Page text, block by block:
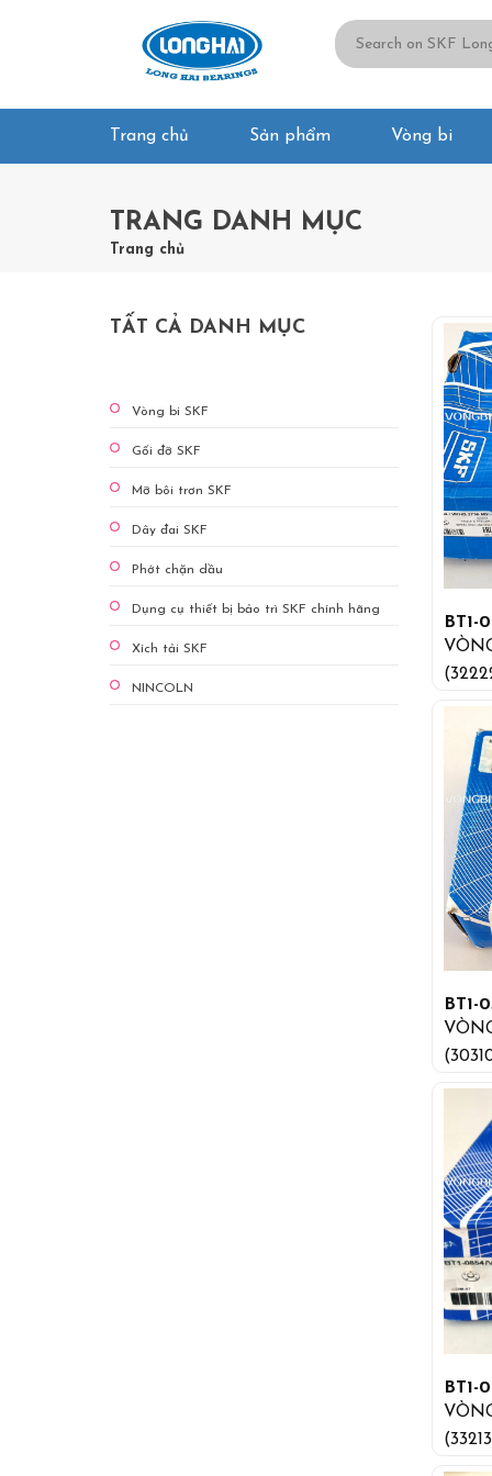
Trang chủ Sản phẩm Vòng bi
TRANG DANH MỤC
Trang chủ
TẤT CẢ DANH MỤC
Vòng bi SKF
Gối đỡ SKF
Mỡ bôi trơn SKF
Dây đai SKF
Phớt chặn dầu
Dụng cụ thiết bị bảo trì SKF chính hãng
Xích tải SKF
NINCOLN
BT1-
BT1-
BT1-